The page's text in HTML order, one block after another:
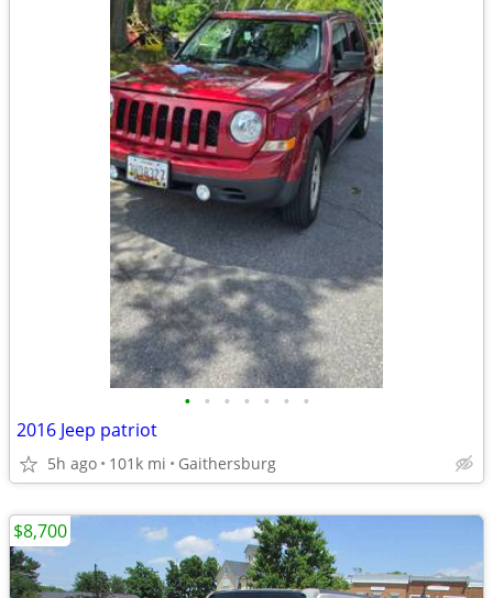
• • • • • • •
2016 Jeep patriot
5h ago 101k mi Gaithersburg
$8,700